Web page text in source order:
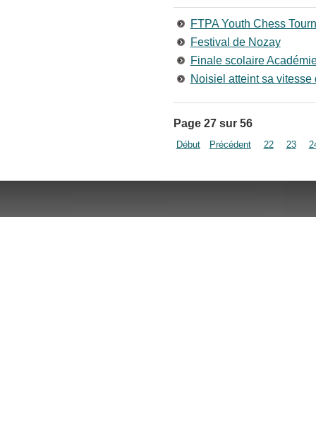
FTPA Youth Chess
Festival de Nozay
Finale scolaire
Noisiel atteint sa vitesse
Page 27 sur 56
Début Précédent 22 23